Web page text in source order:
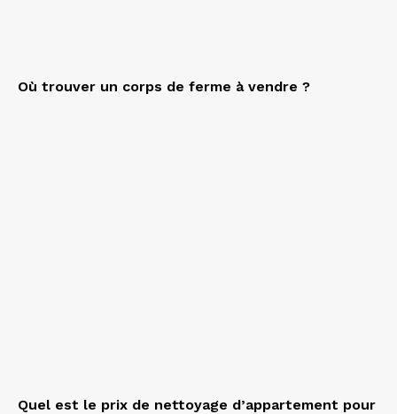
Où trouver un corps de ferme à vendre ?
Quel est le prix de nettoyage d’appartement pour